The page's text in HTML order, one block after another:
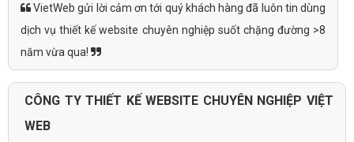
VietWeb gửi lời cảm ơn tới quý khách hàng đã luôn tin dùng
dịch vụ thiết kế website chuyên nghiệp suốt chặng đường >8
năm vừa qua!
CÔNG TY THIẾT KẾ WEBSITE CHUYÊN NGHIỆP VIỆT
WEB